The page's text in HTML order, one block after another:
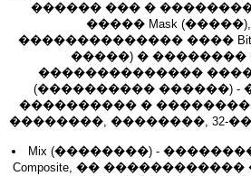
������ ��� �
����� Mask
�������������� ����
�����) � ��������
�������������� �������
(���������� ������) -
���������� �
��������, ��������, 32-
Mix (��������) -
Composite, ��